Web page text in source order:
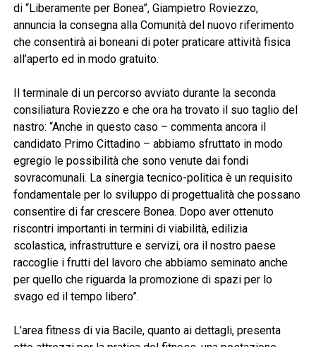
di “Liberamente per Bonea”, Giampietro Roviezzo,
annuncia la consegna alla Comunità del nuovo riferimento
che consentirà ai boneani di poter praticare attività fisica
all’aperto ed in modo gratuito.
Il terminale di un percorso avviato durante la seconda
consiliatura Roviezzo e che ora ha trovato il suo taglio del
nastro: “Anche in questo caso – commenta ancora il
candidato Primo Cittadino – abbiamo sfruttato in modo
egregio le possibilità che sono venute dai fondi
sovracomunali. La sinergia tecnico-politica è un requisito
fondamentale per lo sviluppo di progettualità che possano
consentire di far crescere Bonea. Dopo aver ottenuto
riscontri importanti in termini di viabilità, edilizia
scolastica, infrastrutture e servizi, ora il nostro paese
raccoglie i frutti del lavoro che abbiamo seminato anche
per quello che riguarda la promozione di spazi per lo
svago ed il tempo libero”.
L’area fitness di via Bacile, quanto ai dettagli, presenta